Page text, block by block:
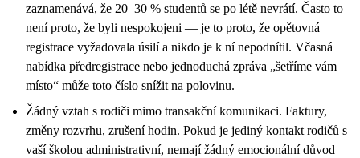
zaznamenává, že 20–30 % studentů se po létě nevrátí. Často to
není proto, že byli nespokojeni — je to proto, že opětovná
registrace vyžadovala úsilí a nikdo je k ní nepodnítil. Včasná
nabídka předregistrace nebo jednoduchá zpráva „šetříme vám
místo“ může toto číslo snížit na polovinu.
Žádný vztah s rodiči mimo transakční komunikaci. Faktury,
změny rozvrhu, zrušení hodin. Pokud je jediný kontakt rodičů s
vaší školou administrativní, nemají žádný emocionální důvod